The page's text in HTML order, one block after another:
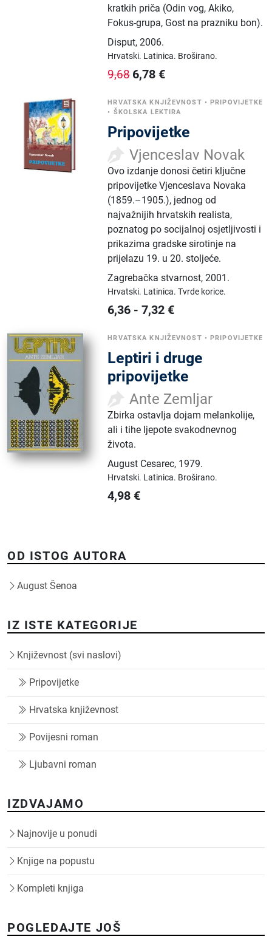
kratkih priča (Odin vog, Akiko,
Fokus-grupa, Gost na prazniku bon).
Disput,2006.
Hrvatski. Latinica. Broširano.
9,68 6,78 €
HRVATSKA KNJIŽEVNOST •PRIPOVIJETKE
• ŠKOLSKA LEKTIRA
Pripovijetke
Vjenceslav Novak
Ovo izdanje donosi četiri ključne
pripovijetke Vjenceslava Novaka
(1859.–1905.), jednog od
najvažnijih hrvatskih realista,
poznatog po socijalnoj osjetljivosti i
prikazima gradske sirotinje na
prijelazu 19. u 20. stoljeće.
Zagrebačka stvarnost,2001.
Hrvatski. Latinica.Tvrde korice.
6,36 -7,32 €
HRVATSKA KNJIŽEVNOST •PRIPOVIJETKE
Leptiri i druge
pripovijetke
Ante Zemljar
Zbirka ostavlja dojam melankolije,
ali i tihe ljepote svakodnevnog
života.
August Cesarec, 1979.
Hrvatski. Latinica. Broširano.
4,98 €
OD ISTOG AUTORA
August Šenoa
IZ ISTE KATEGORIJE
Književnost (svi naslovi)
Pripovijetke
Hrvatska književnost
Povijesni roman
Ljubavni roman
IZDVAJAMO
Najnovije u ponudi
Knjige na popustu
Kompleti knjiga
POGLEDAJTE JOŠ